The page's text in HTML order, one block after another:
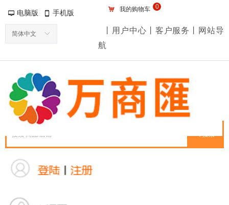
搜索
丨用户中心丨客户服务丨网站导
航
낙 我的购物车 0
ꀅ
简体中文
넡 电脑版 넓 手机版